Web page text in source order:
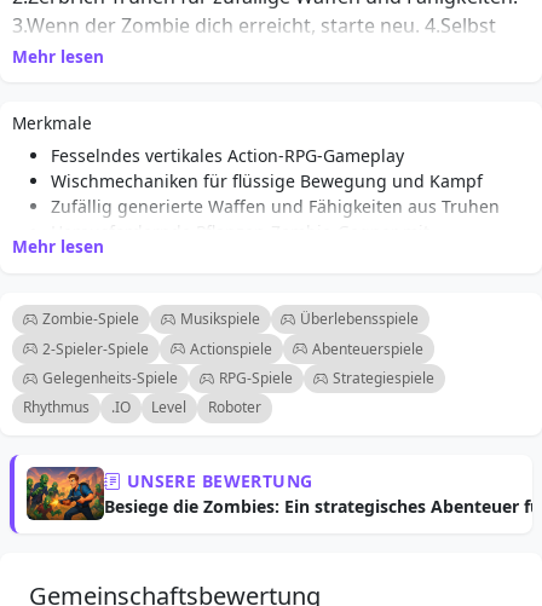
3.Wenn der Zombie dich erreicht, starte neu. 4.Selbst
wenn du scheiterst, verdiene Belohnungen und
Mehr lesen
Merkmale
Fesselndes vertikales Action-RPG-Gameplay
Wischmechaniken für flüssige Bewegung und Kampf
Zufällig generierte Waffen und Fähigkeiten aus Truhen
Herausfordernde Pflanzen-Zombie-Gegner mit
einzigartigen Eigenschaften
kontinuierliches Spielen fördert
Lebendige Grafiken und immersive Soundeffekte
Mehrere Stufen mit zunehmendem Schwierigkeitsgrad
Zugänglich für Gelegenheitsspieler und herausfordernd
für Veteranen
Mehr lesen
Zombie-Spiele Musikspiele
Überlebensspiele
2-Spieler-Spiele
Actionspiele
Abenteuerspiele
Gelegenheits-Spiele
RPG-Spiele
Strategiespiele
Rhythmus
.IO Level Roboter
UNSERE BEWERTUNG
Besiege die Zombies: Ein strategisches Abenteuer
Gemeinschaftsbewertung